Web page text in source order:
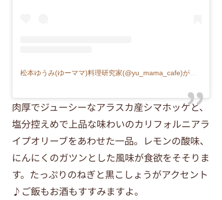
松本ゆうみ(ゆーママ)料理研究家(@yu_mama_cafe)がシェアした投稿
肉厚でジューシーなアラスカ産シマホッケと、
塩分控えめで上品な味わいのカリフォルニアラ
イプオリーブをあわせた一品。レモンの酸味、
にんにくのガツンとした風味が食欲をそそりま
す。たっぷりのねぎと黒こしょうがアクセント
♪ご飯もお酒もすすみますよ。